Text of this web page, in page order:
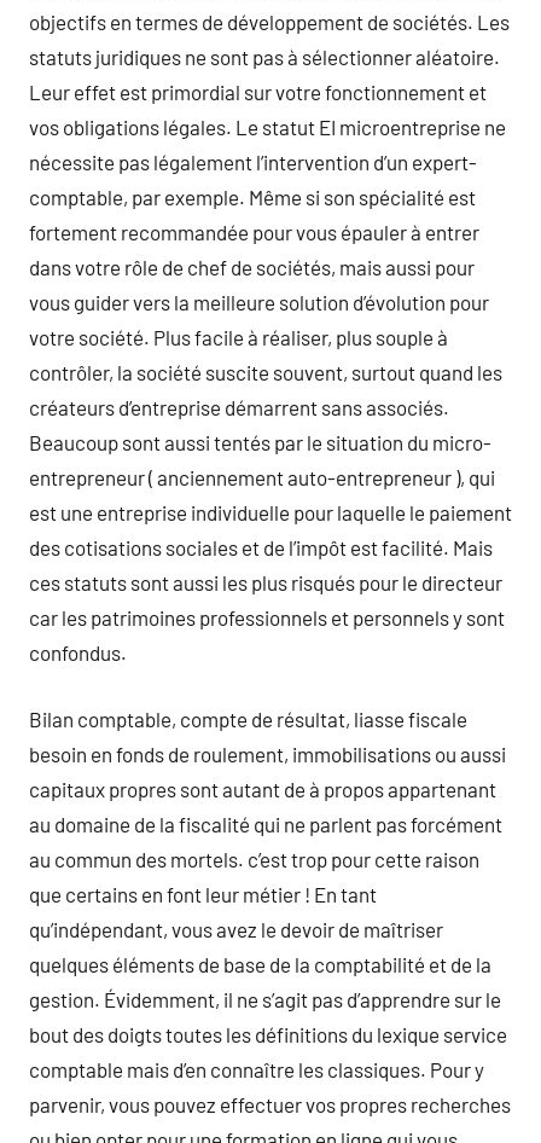
objectifs en termes de développement de sociétés. Les
statuts juridiques ne sont pas à sélectionner aléatoire.
Leur effet est primordial sur votre fonctionnement et
vos obligations légales. Le statut EI microentreprise ne
nécessite pas légalement l’intervention d’un expert-
comptable, par exemple. Même si son spécialité est
fortement recommandée pour vous épauler à entrer
dans votre rôle de chef de sociétés, mais aussi pour
vous guider vers la meilleure solution d’évolution pour
votre société. Plus facile à réaliser, plus souple à
contrôler, la société suscite souvent, surtout quand les
créateurs d’entreprise démarrent sans associés.
Beaucoup sont aussi tentés par le situation du micro-
entrepreneur ( anciennement auto-entrepreneur ), qui
est une entreprise individuelle pour laquelle le paiement
des cotisations sociales et de l’impôt est facilité. Mais
ces statuts sont aussi les plus risqués pour le directeur
car les patrimoines professionnels et personnels y sont
confondus.
Bilan comptable, compte de résultat, liasse fiscale
besoin en fonds de roulement, immobilisations ou aussi
capitaux propres sont autant de à propos appartenant
au domaine de la fiscalité qui ne parlent pas forcément
au commun des mortels. c’est trop pour cette raison
que certains en font leur métier ! En tant
qu’indépendant, vous avez le devoir de maîtriser
quelques éléments de base de la comptabilité et de la
gestion. Évidemment, il ne s’agit pas d’apprendre sur le
bout des doigts toutes les définitions du lexique service
comptable mais d’en connaître les classiques. Pour y
parvenir, vous pouvez effectuer vos propres recherches